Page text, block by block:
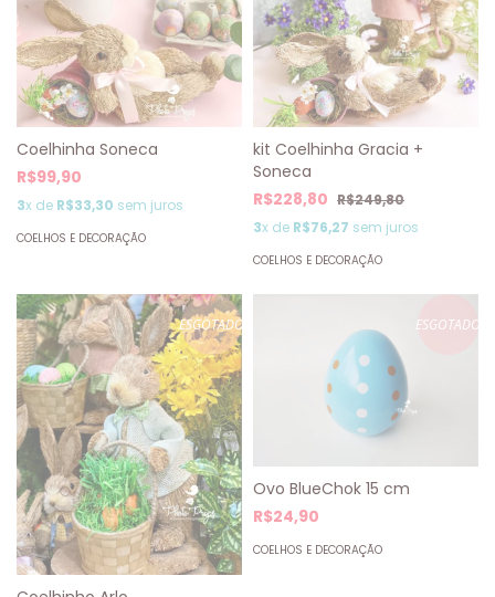
Coelhinha Soneca
R$99,90
3x de R$33,30 sem juros
COELHOS E DECORAÇÃO
kit Coelhinha Gracia +
Soneca
R$228,80 R$249,80
3x de R$76,27 sem juros
COELHOS E DECORAÇÃO
ESGOTADO ESGOTADO
Ovo BlueChok 15 cm
R$24,90
COELHOS E DECORAÇÃO